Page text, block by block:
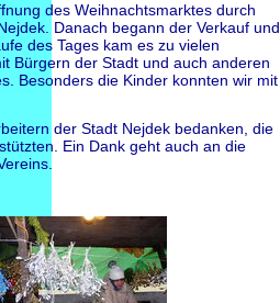
des Weihnachtsmarktes durch
Danach begann der Verkauf und
des Tages kam es zu vielen
Bürgern der Stadt und auch anderen
Besonders die Kinder konnten wir mit
der Stadt Nejdek bedanken, die
Ein Dank geht auch an die